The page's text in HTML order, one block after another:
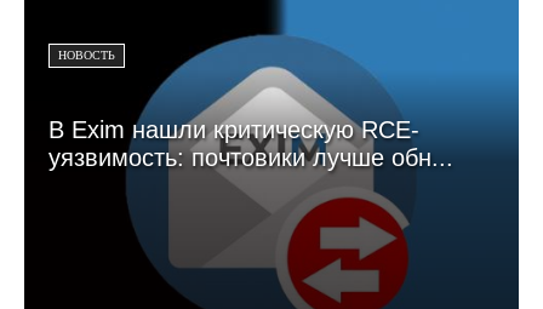
НОВОСТЬ
В Exim нашли критическую RCE-
уязвимость: почтовики лучше обн...